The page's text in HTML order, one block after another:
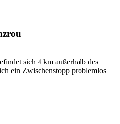
sich 4 km außerhalb des
ein Zwischenstopp problemlos